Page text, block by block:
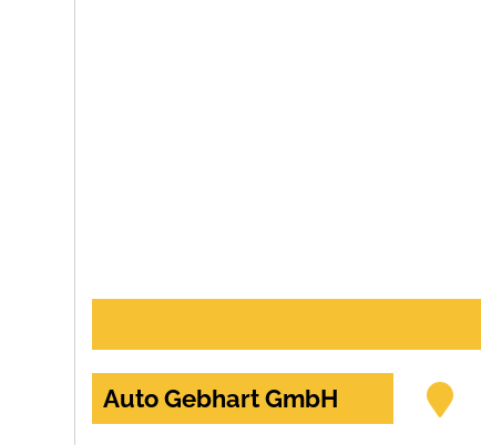
Auto Gebhart GmbH